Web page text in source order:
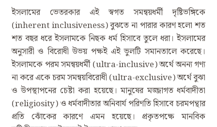
ইসলামের ভেতরকার এই স্বগত সমন্বয়ধর্মী দৃষ্টিভঙ্গিকে
(inherent inclusiveness) বুঝতে না পারার কারণ হলো শত
শত বছর ধরে ইসলামকে নিছক ধর্ম হিসাবে তুলে ধরা। ইসলামের
অনুসারী ও বিরোধী উভয় পক্ষই এই ভুলটি সমানতালে করেছে।
ইসলামকে পরম সমন্বয়ধর্মী (ultra-inclusive) অর্থে অনন্য গণ্য
না করে একে চরম সমন্বয়বিরোধী (ultra-exclusive) অর্থে বুঝা
ও উপস্থাপনের চেষ্টা করা হয়েছে। মানুষের মজ্জাগত ধর্মবাদীতা
(religiosity) ও ধর্মবাদীতার অনিবার্য পরিণতি হিসাবে চরমপন্থার
প্রতি ঝোঁকের কারণে এমন হয়েছে। প্রকৃতপক্ষে মানবিক